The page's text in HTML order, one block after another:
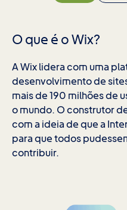
O que é o Wix?
A Wix lidera com uma
desenvolvimento de
mais de 190 milhões de
o mundo. O construtor
com a ideia de que a
para que todos
contribuir.